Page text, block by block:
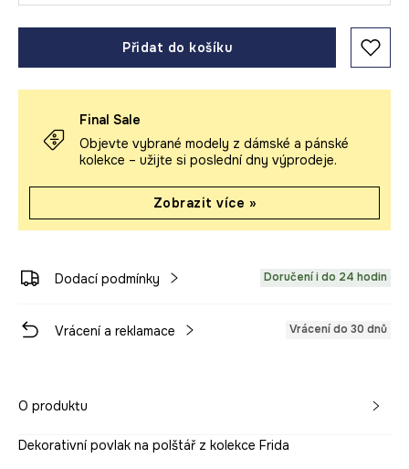
Přidat do košíku
Final Sale
Objevte vybrané modely z dámské a pánské
kolekce – užijte si poslední dny výprodeje.
Zobrazit více »
Dodací podmínky Doručení i do 24 hodin
Vrácení a reklamace Vrácení do 30 dnů
O produktu
Dekorativní povlak na polštář z kolekce Frida